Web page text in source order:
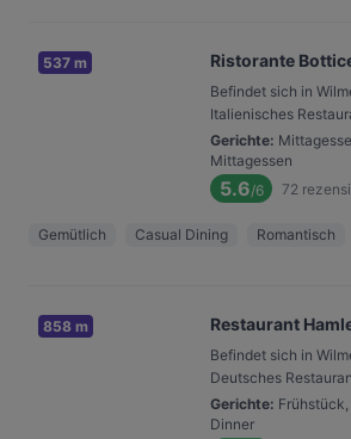
537 m Ristorante
Befindet sich in
Italienisches
Gerichte:
Mittagessen
5.6/6 72
Gemütlich Casual Dining Romantisch
858 m Restaurant
Befindet sich in
Deutsches
Gerichte:
Dinner